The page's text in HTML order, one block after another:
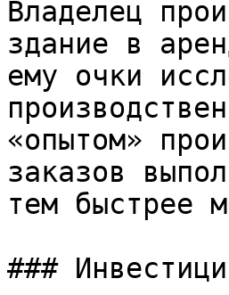
Владелец
здание в
ему очки
«опытом»
заказов
тем быстрее
###